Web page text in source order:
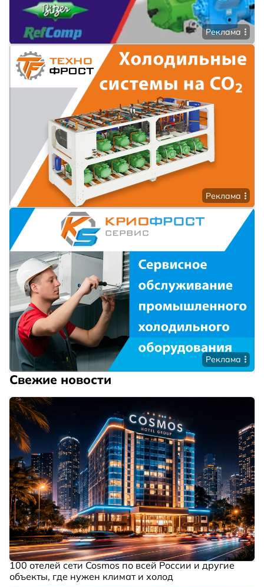
Реклама
Реклама
Реклама
Свежие новости
100 отелей сети Cosmos по всей России и другие
объекты, где нужен климат и холод